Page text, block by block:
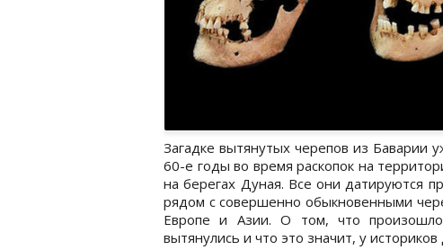
Загадке вытянутых черепов из Баварии
60-е годы во время раскопок на
на берегах Дуная. Все они датируются
рядом с совершенно обыкновенными
Европе и Азии. О том, что
вытянулись и что это значит, у